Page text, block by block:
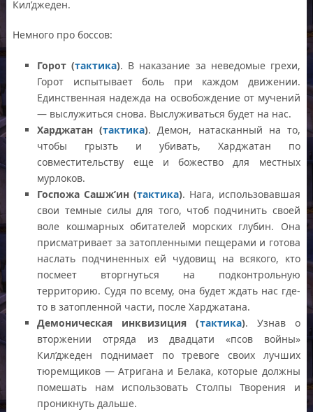
Кил’джеден.
Немного про боссов:
Горот (тактика). В наказание за неведомые грехи,
Горот испытывает боль при каждом движении.
Единственная надежда на освобождение от мучений
— выслужиться снова. Выслуживаться будет на нас.
Харджатан (тактика). Демон, натасканный на то,
чтобы грызть и убивать, Харджатан по
совместительству еще и божество для местных
мурлоков.
Госпожа Сашж’ин (тактика). Нага, использовавшая
свои темные силы для того, чтоб подчинить своей
воле кошмарных обитателей морских глубин. Она
присматривает за затопленными пещерами и готова
наслать подчиненных ей чудовищ на всякого, кто
посмеет вторгнуться на подконтрольную
территорию. Судя по всему, она будет ждать нас где-
то в затопленной части, после Харджатана.
Демоническая инквизиция (тактика). Узнав о
вторжении отряда из двадцати «псов войны»
Кил’джеден поднимает по тревоге своих лучших
тюремщиков — Атригана и Белака, которые должны
помешать нам использовать Столпы Творения и
проникнуть дальше.